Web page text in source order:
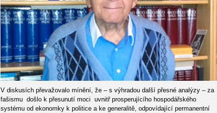
V diskusích převažovalo mínění, že – s výhradou další přesné analýzy – za
fašismu došlo k přesunutí moci uvnitř prosperujícího hospodářského
systému od ekonomky k politice a ke generalitě, odpovídající permanentní